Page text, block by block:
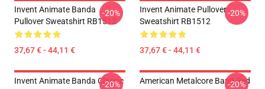
Invent Animate Banda
Pullover Sweatshirt RB1512
37,67 € - 44,11 €
-20%
Invent Animate Pullover
Sweatshirt RB1512
37,67 € - 44,11 €
-20%
Invent Animate Banda Classic
-20%
American Metalcore Band Red
-20%